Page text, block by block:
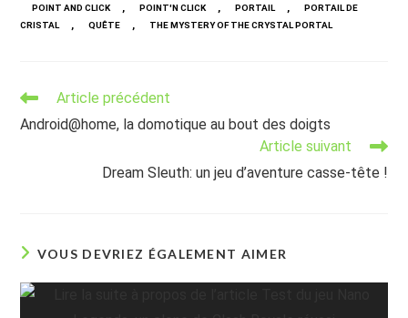
POINT AND CLICK , POINT'N CLICK , PORTAIL ,
PORTAIL DE
CRISTAL
, QUÊTE , THE MYSTERY OF THE CRYSTAL PORTAL
Read
articles
Article précédent
Android@home, la domotique au bout des doigts
Article suivant
Dream Sleuth: un jeu d’aventure casse-tête !
VOUS DEVRIEZ ÉGALEMENT AIMER